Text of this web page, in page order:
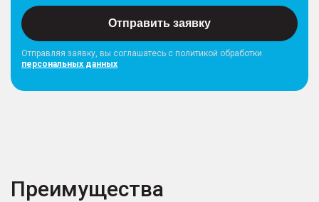
Отправить заявку
Отправляя заявку, вы соглашатесь с политикой обработки
персональных данных
Преимущества